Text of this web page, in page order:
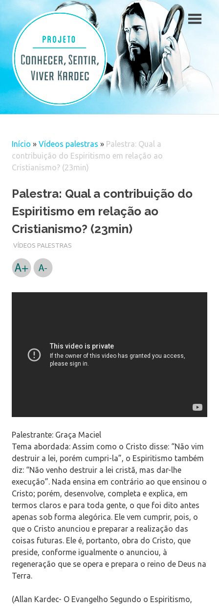
content
Início » Vídeos palestras » Palestra: Qual a
contribuição do Espiritismo em relação ao
Cristianismo? (23min)
Palestra: Qual a contribuição do
Espiritismo em relação ao
Cristianismo? (23min)
VÍDEOS PALESTRAS
Palestrante: Graça Maciel
Tema abordada: Assim como o Cristo disse: “Não vim
destruir a lei, porém cumpri-la”, o Espiritismo também
diz: “Não venho destruir a lei cristã, mas dar-lhe
execução”. Nada ensina em contrário ao que ensinou o
Cristo; porém, desenvolve, completa e explica, em
termos claros e para toda gente, o que foi dito antes
apenas sob forma alegórica. Ele vem cumprir, pois, o
que o Cristo anunciou e preparar a realização das
coisas futuras. Ele é, portanto, obra do Cristo, que
preside, conforme igualmente o anunciou, à
regeneração que se opera e prepara o reino de Deus na
Terra.
(Allan Kardec- O Evangelho Segundo o Espiritismo,